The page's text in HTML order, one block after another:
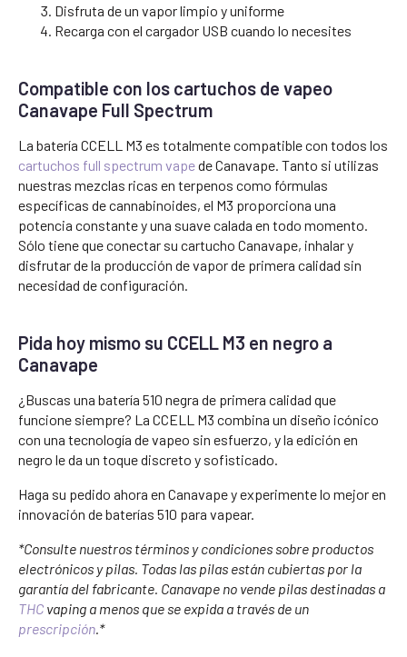
Disfruta de un vapor limpio y uniforme
Recarga con el cargador USB cuando lo necesites
Compatible con los cartuchos de vapeo
Canavape Full Spectrum
La batería CCELL M3 es totalmente compatible con todos los
cartuchos full spectrum vapede Canavape. Tanto si utilizas
nuestras mezclas ricas en terpenos como fórmulas
específicas de cannabinoides, el M3 proporciona una
potencia constante y una suave calada en todo momento.
Sólo tiene que conectar su cartucho Canavape, inhalar y
disfrutar de la producción de vapor de primera calidad sin
necesidad de configuración.
Pida hoy mismo su CCELL M3 en negro a
Canavape
¿Buscas una batería 510 negra de primera calidad que
funcione siempre? La CCELL M3 combina un diseño icónico
con una tecnología de vapeo sin esfuerzo, y la edición en
negro le da un toque discreto y sofisticado.
Haga su pedido ahora en Canavape y experimente lo mejor en
innovación de baterías 510 para vapear.
*Consulte nuestros términos y condiciones sobre productos
electrónicos y pilas. Todas las pilas están cubiertas por la
garantía del fabricante. Canavape no vende pilas destinadas a
THC vaping a menos que se expida a través de un
prescripción.*